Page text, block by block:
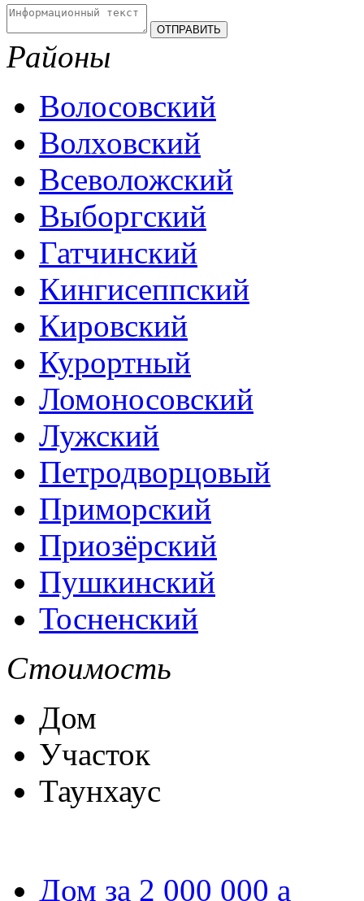
Районы
Волосовский
Волховский
Всеволожский
Выборгский
Гатчинский
Кингисеппский
Кировский
Курортный
Ломоносовский
Лужский
Петродворцовый
Приморский
Приозёрский
Пушкинский
Тосненский
Стоимость
Дом
Участок
Таунхаус
Дом за 2 000 000 a